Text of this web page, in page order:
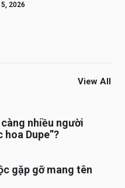
2026
View All
nhiều người
Dupe”?
gặp gỡ mang tên